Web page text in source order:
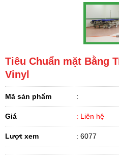
Tiêu Chuẩn mặt Bằng
Vinyl
Mã sản phẩm :
Giá : Liên hệ
Lượt xem : 6077